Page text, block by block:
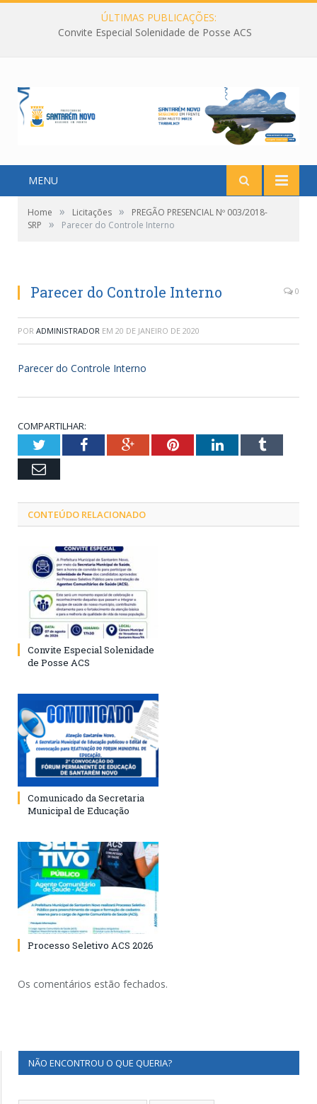
ÚLTIMAS PUBLICAÇÕES:
Convite Especial Solenidade de Posse ACS
MENU
Home » Licitações »
PREGÃO PRESENCIAL Nº 003/2018-
SRP
» Parecer do Controle Interno
Parecer do Controle Interno 0
POR ADMINISTRADOR EM 20 DE JANEIRO DE 2020
Parecer do Controle Interno
COMPARTILHAR:
TwitterFacebookGoogle+PinterestLinkedInTumblr
Email
CONTEÚDO RELACIONADO
Convite Especial Solenidade
de Posse ACS
Comunicado da Secretaria
Municipal de Educação
Processo Seletivo ACS 2026
Os comentários estão fechados.
NÃO ENCONTROU O QUE QUERIA?